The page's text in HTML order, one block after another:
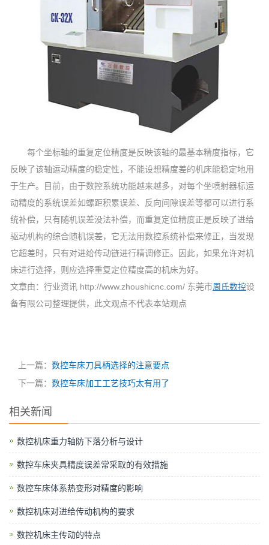
每个坐标轴的重复定位精度是反映该轴的最基本精度指标，它
反映了该轴运动精度的稳定性，不能设想精度差的机床能稳定地用
于生产。目前，由于数控系统功能越来越多，对每个坐喷射器标运
动精度的系统误差如螺距积累误差、反向间隙误差等都可以进行系
统补偿，只有随机误差没法补偿，而重复定位精度正是反映了进给
驱动机构的综合随机误差，它无法用数控系统补偿来修正，当发现
它超差时，只有对进给传动链进行精调修正。因此，如果允许对机
床进行选择，则应选择重复定位精度高的机床为好。
文章由：行业资讯 http://www.zhoushicnc.com/ 东莞市周氏数控设
备有限公司整理提供，此文观点不代表本站观点
上一篇： 数控车床刀具柄选择的注意要点
下一篇： 数控车床加工工艺技巧太有用了
相关新闻
数控机床重力轴防下落分析与设计
数控车床夹具精度误差常采取的有效措施
数控车床体系热变形对精度的影响
数控机床对进给传动机构的要求
数控机床主传动的特点